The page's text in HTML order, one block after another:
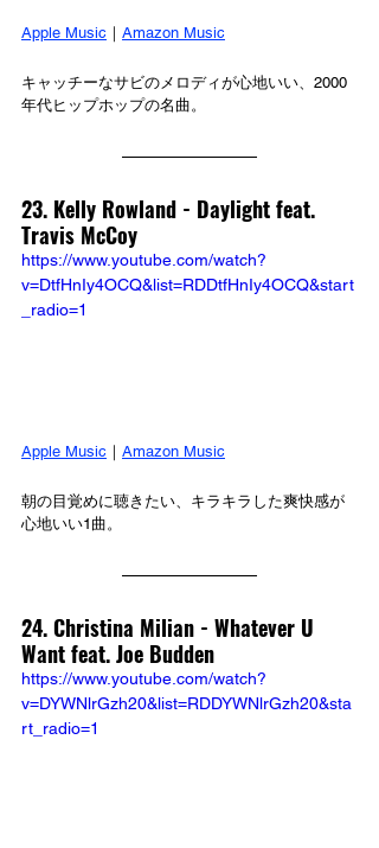
Apple Music ｜ Amazon Music
キャッチーなサビのメロディが心地いい、2000
年代ヒップホップの名曲。
23. Kelly Rowland - Daylight feat.
Travis McCoy
https://www.youtube.com/watch?
v=DtfHnIy4OCQ&list=RDDtfHnIy4OCQ&start
_radio=1
Apple Music ｜ Amazon Music
朝の目覚めに聴きたい、キラキラした爽快感が
心地いい1曲。
24. Christina Milian - Whatever U
Want feat. Joe Budden
https://www.youtube.com/watch?
v=DYWNlrGzh20&list=RDDYWNlrGzh20&sta
rt_radio=1